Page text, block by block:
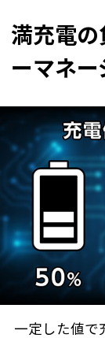
満充電の
ーマネー
一定した値で